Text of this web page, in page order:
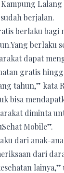
Kampung Lalang
berjalan.
berlaku bagi
berlaku
dapat
gratis
tahun,” kata
bisa
diminta
Mobile”.
dari anak-
dari
lainya,”